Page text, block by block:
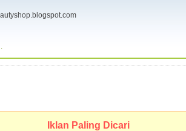
Iklan Paling Dicari